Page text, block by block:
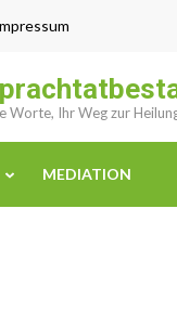
Worte, Ihr Weg zur
MEDIATION